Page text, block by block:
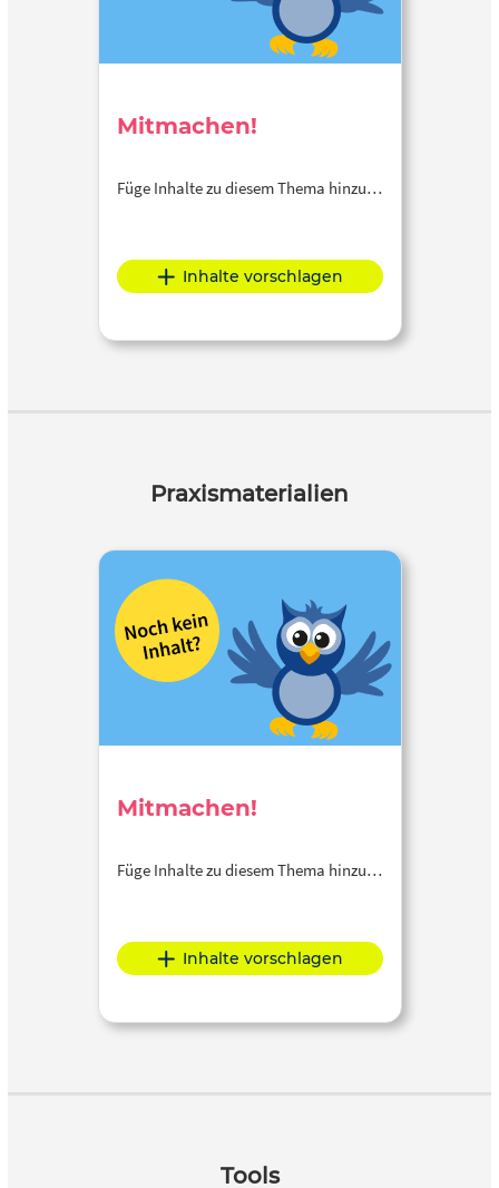
Mitmachen!
Füge Inhalte zu diesem Thema hinzu…
Inhalte vorschlagen
Praxismaterialien
Mitmachen!
Füge Inhalte zu diesem Thema hinzu…
Inhalte vorschlagen
Tools